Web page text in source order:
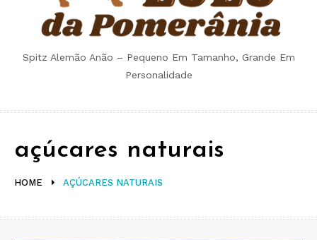
Spitz Alemão Anão – Pequeno Em Tamanho, Grande Em
Personalidade
HOME AÇÚCARES NATURAIS
açúcares naturais